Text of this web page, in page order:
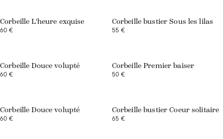
Corbeille L'heure exquise
60 €
Corbeille bustier Sous les lilas
55 €
Corbeille Douce volupté
60 €
Corbeille Premier baiser
50 €
Corbeille Douce volupté
60 €
Corbeille bustier Coeur solitaire
65 €